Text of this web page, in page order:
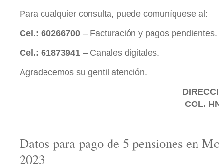
Para cualquier consulta, puede comuníquese al:
Cel.: 60266700 – Facturación y pagos pendientes.
Cel.: 61873941 – Canales digitales.
Agradecemos su gentil atención.
COL.
Datos para pago de 5 pensiones en
2023